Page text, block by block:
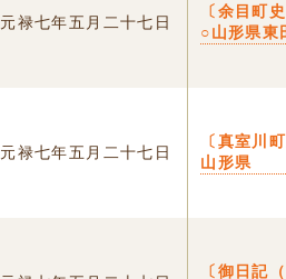
元禄七年五月二十七日
〔余目町
○山形県東
元禄七年五月二十七日
〔真室川
山形県
〔御日記